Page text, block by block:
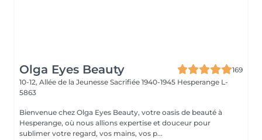
Olga Eyes Beauty
169
10-12, Allée de la Jeunesse Sacrifiée 1940-1945 Hesperange L-
5863
Bienvenue chez Olga Eyes Beauty, votre oasis de beauté à
Hesperange, où nous allions expertise et douceur pour
sublimer votre regard, vos mains, vos p...